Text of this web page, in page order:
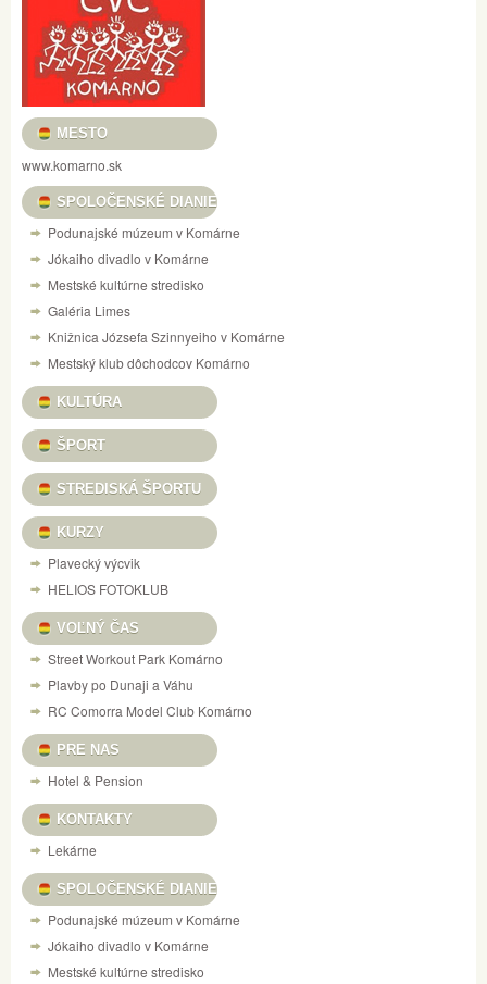
MESTO
www.komarno.sk
SPOLOČENSKÉ DIANIE
Podunajské múzeum v Komárne
Jókaiho divadlo v Komárne
Mestské kultúrne stredisko
Galéria Limes
Knižnica Józsefa Szinnyeiho v Komárne
Mestský klub dôchodcov Komárno
KULTÚRA
ŠPORT
STREDISKÁ ŠPORTU
KURZY
Plavecký výcvik
HELIOS FOTOKLUB
VOĽNÝ ČAS
Street Workout Park Komárno
Plavby po Dunaji a Váhu
RC Comorra Model Club Komárno
PRE NAS
Hotel & Pension
KONTAKTY
Lekárne
SPOLOČENSKÉ DIANIE
Podunajské múzeum v Komárne
Jókaiho divadlo v Komárne
Mestské kultúrne stredisko